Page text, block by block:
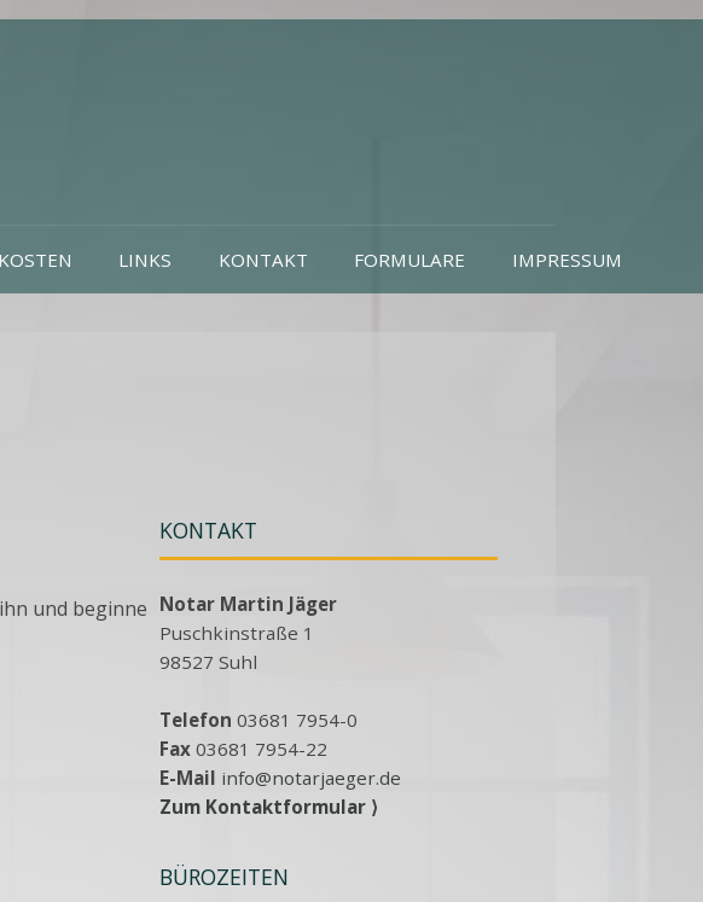
KOSTEN LINKS KONTAKT FORMULARE IMPRESSUM
und beginne
KONTAKT
Notar Martin Jäger
Puschkinstraße 1
98527 Suhl
Telefon 03681 7954-0
Fax 03681 7954-22
E-Mail info@notarjaeger.de
Zum Kontaktformular ⟩
BÜROZEITEN